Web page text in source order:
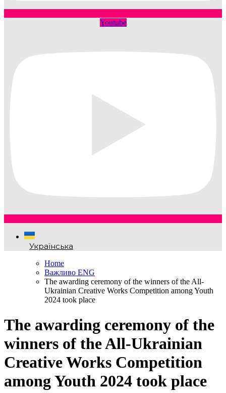
Youtube
Українська
Home
Важливо ENG
The awarding ceremony of the winners of the All-
Ukrainian Creative Works Competition among Youth
2024 took place
The awarding ceremony of the
winners of the All-Ukrainian
Creative Works Competition
among Youth 2024 took place